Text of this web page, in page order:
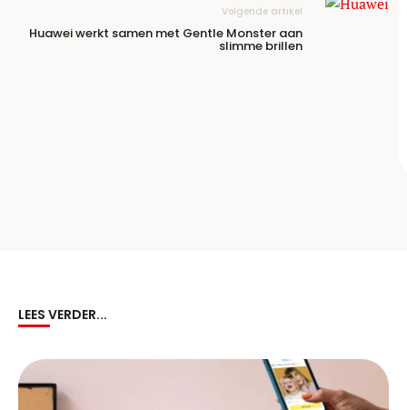
Volgende artikel
Huawei werkt samen met Gentle Monster aan
slimme brillen
LEES VERDER...